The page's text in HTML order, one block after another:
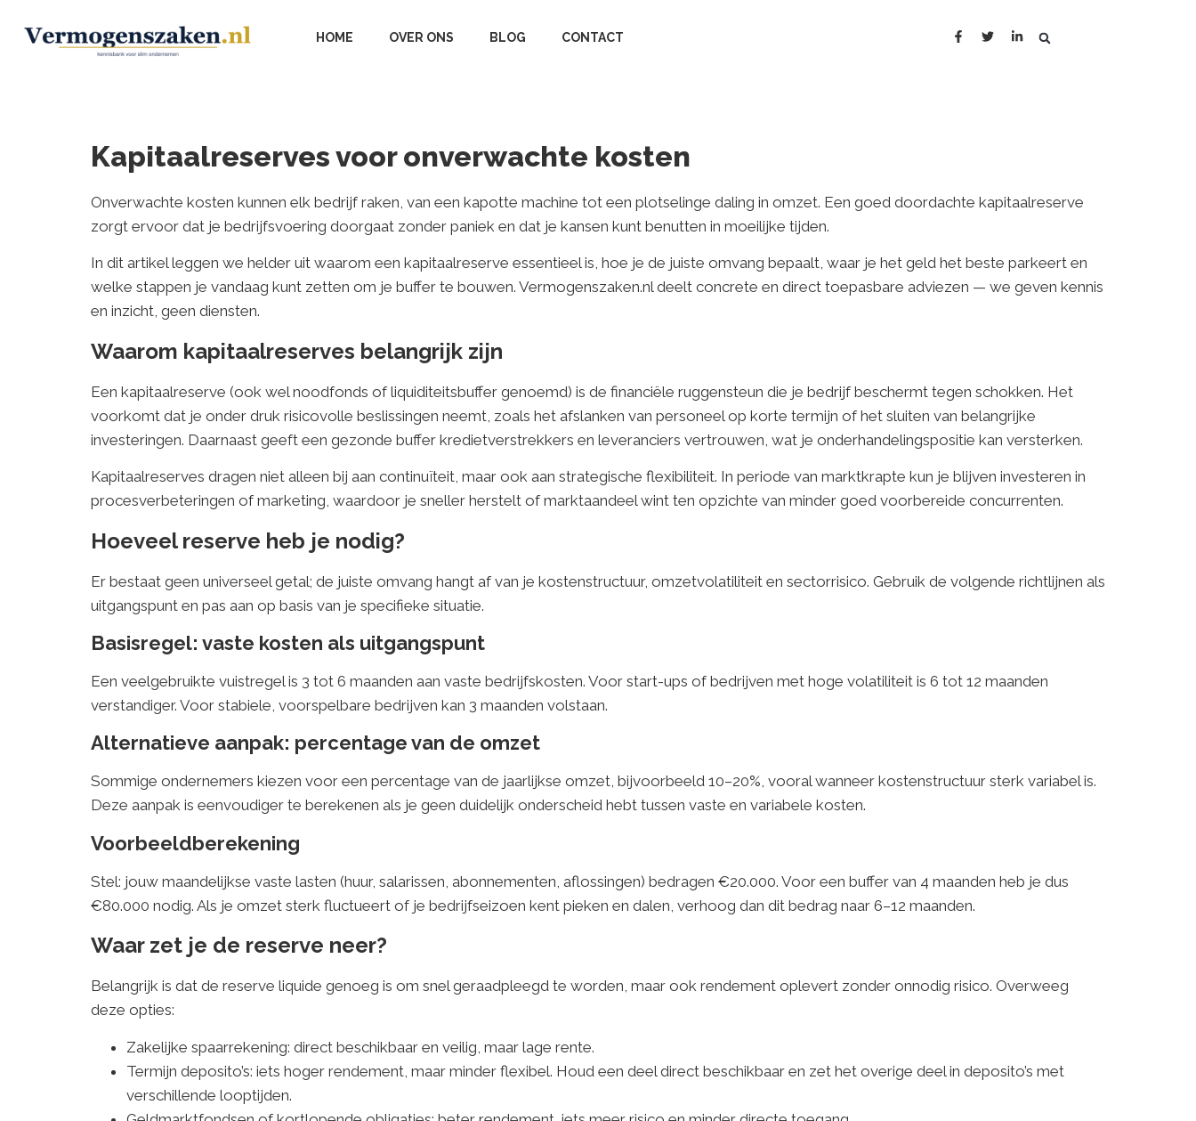
HOME OVER ONS BLOG CONTACT
Kapitaalreserves voor onverwachte kosten
Onverwachte kosten kunnen elk bedrijf raken, van een kapotte machine tot een plotselinge daling in omzet. Een goed doordachte kapitaalreserve
zorgt ervoor dat je bedrijfsvoering doorgaat zonder paniek en dat je kansen kunt benutten in moeilijke tijden.
In dit artikel leggen we helder uit waarom een kapitaalreserve essentieel is, hoe je de juiste omvang bepaalt, waar je het geld het beste parkeert en
welke stappen je vandaag kunt zetten om je buffer te bouwen. Vermogenszaken.nl deelt concrete en direct toepasbare adviezen — we geven kennis
en inzicht, geen diensten.
Waarom kapitaalreserves belangrijk zijn
Een kapitaalreserve (ook wel noodfonds of liquiditeitsbuffer genoemd) is de financiële ruggensteun die je bedrijf beschermt tegen schokken. Het
voorkomt dat je onder druk risicovolle beslissingen neemt, zoals het afslanken van personeel op korte termijn of het sluiten van belangrijke
investeringen. Daarnaast geeft een gezonde buffer kredietverstrekkers en leveranciers vertrouwen, wat je onderhandelingspositie kan versterken.
Kapitaalreserves dragen niet alleen bij aan continuïteit, maar ook aan strategische flexibiliteit. In periode van marktkrapte kun je blijven investeren in
procesverbeteringen of marketing, waardoor je sneller herstelt of marktaandeel wint ten opzichte van minder goed voorbereide concurrenten.
Hoeveel reserve heb je nodig?
Er bestaat geen universeel getal; de juiste omvang hangt af van je kostenstructuur, omzetvolatiliteit en sectorrisico. Gebruik de volgende richtlijnen als
uitgangspunt en pas aan op basis van je specifieke situatie.
Basisregel: vaste kosten als uitgangspunt
Een veelgebruikte vuistregel is 3 tot 6 maanden aan vaste bedrijfskosten. Voor start-ups of bedrijven met hoge volatiliteit is 6 tot 12 maanden
verstandiger. Voor stabiele, voorspelbare bedrijven kan 3 maanden volstaan.
Alternatieve aanpak: percentage van de omzet
Sommige ondernemers kiezen voor een percentage van de jaarlijkse omzet, bijvoorbeeld 10–20%, vooral wanneer kostenstructuur sterk variabel is.
Deze aanpak is eenvoudiger te berekenen als je geen duidelijk onderscheid hebt tussen vaste en variabele kosten.
Voorbeeldberekening
Stel: jouw maandelijkse vaste lasten (huur, salarissen, abonnementen, aflossingen) bedragen €20.000. Voor een buffer van 4 maanden heb je dus
€80.000 nodig. Als je omzet sterk fluctueert of je bedrijfseizoen kent pieken en dalen, verhoog dan dit bedrag naar 6–12 maanden.
Waar zet je de reserve neer?
Belangrijk is dat de reserve liquide genoeg is om snel geraadpleegd te worden, maar ook rendement oplevert zonder onnodig risico. Overweeg
deze opties:
Zakelijke spaarrekening: direct beschikbaar en veilig, maar lage rente.
Termijn deposito’s: iets hoger rendement, maar minder flexibel. Houd een deel direct beschikbaar en zet het overige deel in deposito’s met
verschillende looptijden.